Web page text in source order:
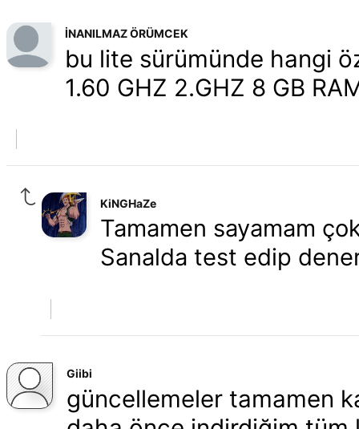
İNANILMAZ ÖRÜMCEK
bu lite sürümünde hangi
1.60 GHZ 2.GHZ 8 GB
KiNGHaZe
Tamamen sayamam
Sanalda test edip
Giibi
güncellemeler tamamen